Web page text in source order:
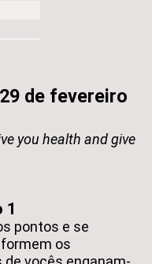
de fevereiro
you health and give
1
pontos e se
os